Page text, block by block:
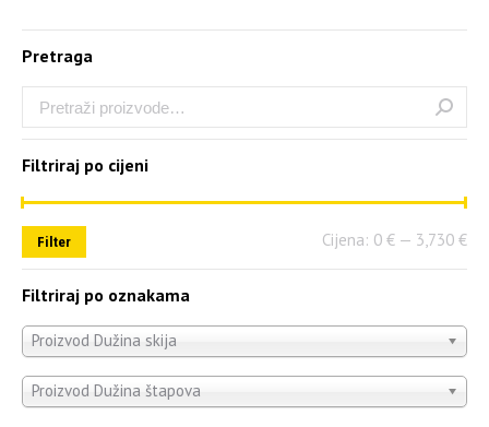
Pretraga
Filtriraj po cijeni
Filter Cijena: 0 € — 3,730 €
Filtriraj po oznakama
Proizvod Dužina skija
Proizvod Dužina štapova